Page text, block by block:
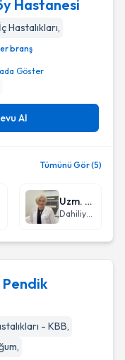
Hastanesi
Hastalıkları,
branş
Göster
Al
Tümünü Gör (5)
Uzm. Dr. Ayça Gökçen Değirmenci Saltürk
Dahiliye - İç Hastalıkları
- KBB,
,